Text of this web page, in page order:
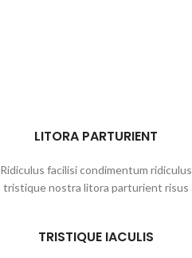
LITORA PARTURIENT
Ridiculus facilisi condimentum ridiculus
tristique nostra litora parturient risus
TRISTIQUE IACULIS